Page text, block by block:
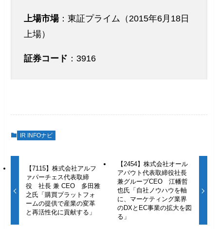
上場市場：東証プライム（2015年6月18日
上場）
証券コード ：3916
IR INFOナビ
【7115】株式会社アルフ
ァパーチェス代表取締
役 社長 兼 CEO 多田雅
之氏「購買プラットフォ
ームの提供で産業の変革
と再活性化に貢献する」
【2454】株式会社オール
アバウト代表取締役社長
兼グループCEO 江幡哲
也氏「自社ノウハウを軸
に、マーケティング業界
のDXとEC事業の拡大を図
る」